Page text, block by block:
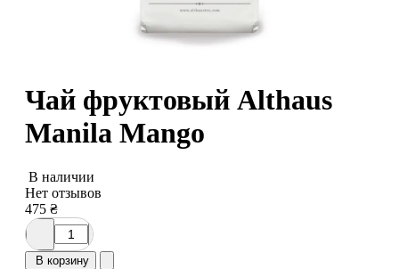
Чай фруктовый Althaus
Manila Mango
В наличии
Нет отзывов
475 ₴
В корзину